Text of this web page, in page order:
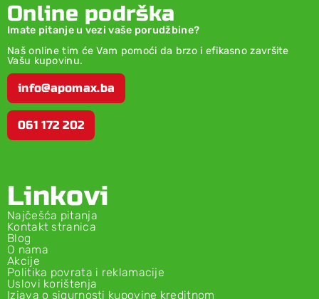
Online podrška
Imate pitanje u vezi vaše porudžbine?
Naš online tim će Vam pomoći da brzo i efikasno završite
Vašu kupovinu.
info@apomax.ba
061 172 202
Linkovi
Najčešća pitanja
Kontakt stranica
Blog
O nama
Akcije
Politika povrata i reklamacije
Uslovi korištenja
Izjava o sigurnosti kupovine kreditnom